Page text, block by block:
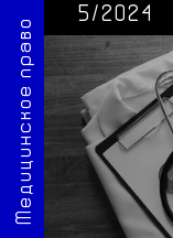
Медицинское право
5/2024